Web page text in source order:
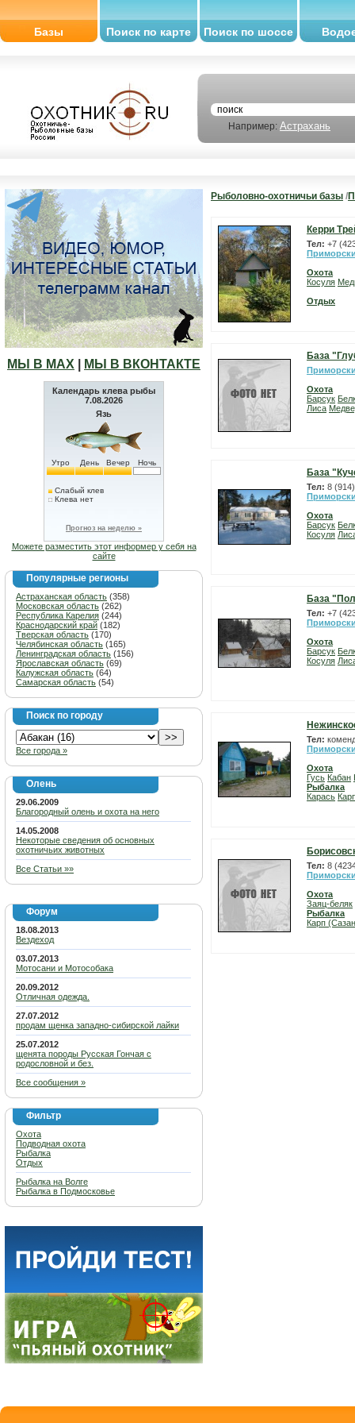
Базы Поиск по карте Поиск по шоссе
Например: Астрахань
МЫ В МАХ МЫ В ВКОНТАКТЕ
Календарь клева рыбы
7.08.2026
Язь
Утро День Вечер Ночь
Слабый клев
Клева нет
Прогноз на неделю »
Можете разместить этот информер у себя на
сайте
Популярные регионы
Астраханская область (358)
Московская область (262)
Республика Карелия (244)
Краснодарский край (182)
Тверская область (170)
Челябинская область (165)
Ленинградская область (156)
Ярославская область (69)
Калужская область (64)
Самарская область (54)
Поиск по городу
Все города »
Олень
29.06.2009
Благородный олень и охота на него
14.05.2008
Некоторые сведения об основных
охотничьих животных
Все Статьи »»
Форум
18.08.2013
Вездеход
03.07.2013
Мотосани и Мотособака
20.09.2012
Отличная одежда.
27.07.2012
продам щенка западно-сибирской лайки
25.07.2012
щенята породы Русская Гончая с
родословной и без.
Все сообщения »
Фильтр
Охота
Подводная охота
Рыбалка
Отдых
Рыбалка на Волге
Рыбалка в Подмосковье
Рыболовно-охотничьи базы /
Керри
Тел: +7
Охота
Косуля
Отдых
База
Охота
Барсук
Лиса
База
Тел: 8
Охота
Барсук
Косуля
База
Тел: +7
Охота
Барсук
Косуля
Тел:
Охота
Гусь Кабан
Рыбалка
Карась
Тел: 8
Охота
Заяц-беляк
Рыбалка
Карп